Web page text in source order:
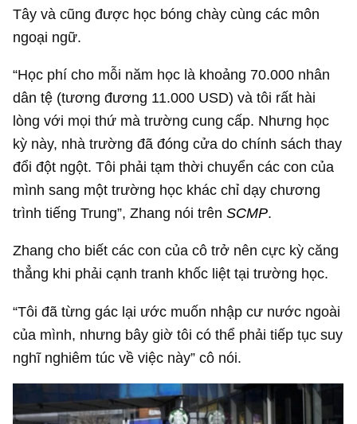
Tây và cũng được học bóng chày cùng các môn
ngoại ngữ.
“Học phí cho mỗi năm học là khoảng 70.000 nhân
dân tệ (tương đương 11.000 USD) và tôi rất hài
lòng với mọi thứ mà trường cung cấp. Nhưng học
kỳ này, nhà trường đã đóng cửa do chính sách thay
đổi đột ngột. Tôi phải tạm thời chuyển các con của
mình sang một trường học khác chỉ dạy chương
trình tiếng Trung”, Zhang nói trênSCMP.
Zhang cho biết các con của cô trở nên cực kỳ căng
thẳng khi phải cạnh tranh khốc liệt tại trường học.
“Tôi đã từng gác lại ước muốn nhập cư nước ngoài
của mình, nhưng bây giờ tôi có thể phải tiếp tục suy
nghĩ nghiêm túc về việc này” cô nói.